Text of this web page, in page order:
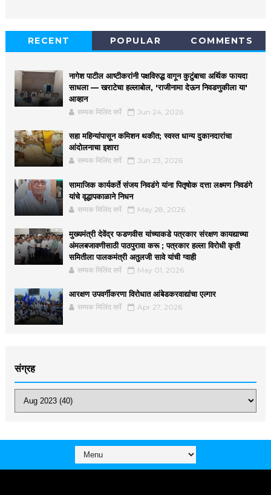
RECENT POPULAR COMMENTS
नागेश पाटील आष्टीकरांनी पक्षविरुद्ध वागून कुटुंबाचा अर्थिक फायदा
साधला — खराटेचा हल्लाबोल, 'राजीनामा देऊन निवडणुकीला या'
आव्हान
सम्यक मिलिंद सर्पे Jun 24, 2026
सहा महिन्यांपासून कमिशन थकीत; स्वस्त धान्य दुकानदारांचा
आंदोलनाचा इशारा
सम्यक मिलिंद सर्पे Jun 23, 2026
सामाजिक कार्यकर्ते संजय निवडंगे यांना पितृषोक दत्ता लक्ष्मण निवडंगे
यांचे वृद्धापकाळाने निधन
सम्यक मिलिंद सर्पे May 28, 2026
मुख्यमंत्री देवेंद्र फडणवीस यांच्याकडे पत्रकार संरक्षण कायद्याच्या
अंमलबजावणीसाठी पाठपुरावा करू ; पत्रकार हल्ला विरोधी कृती
समितीला पालकमंत्री अतुलजी सावे यांची ग्वाही
सम्यक मिलिंद सर्पे May 01, 2026
आरक्षण उपवर्गीकरणा विरोधात आंबेडकरवाद्यांचा एल्गार
सम्यक मिलिंद सर्पे Apr 27, 2026
संग्रह